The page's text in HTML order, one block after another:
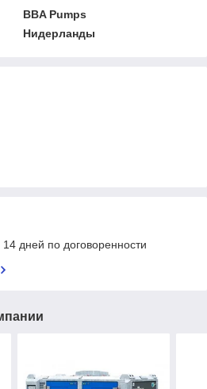
BBA Pumps
Нидерланды
дней по договоренности